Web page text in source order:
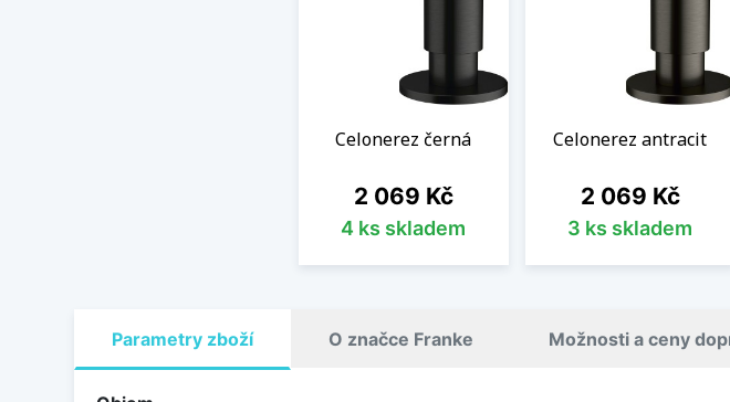
Celonerez černá
Cena
2 069 Kč
4 ks skladem
Celonerez antracit
Cena
2 069 Kč
3 ks skladem
Parametry zboží O značce Franke Možnosti a ceny